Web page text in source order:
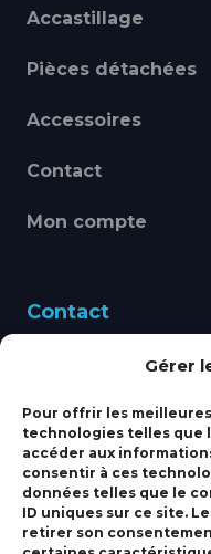
Gérer
Pour offrir les
technologies telles que
accéder aux
consentir à ces
données telles que le
ID uniques sur ce site.
retirer son
Accastillage
Pièces détachées
Accessoires
Contact
Mon compte
Contact
460 Avenue
marine.fr
Fixe:04 27